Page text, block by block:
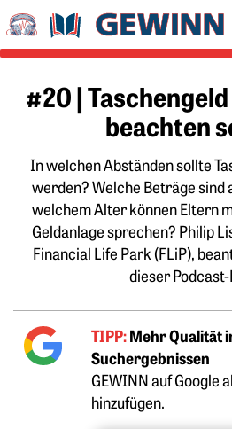
Springe zu:
#20 |
beachten
In welchen Abständen sollte
werden? Welche Beträge sind
welchem Alter können Eltern
Geldanlage sprechen? Philip
Financial Life Park (FLiP),
dieser Podcast-
TIPP:Mehr Qualität
Suchergebnissen
GEWINN auf Google
hinzufügen.